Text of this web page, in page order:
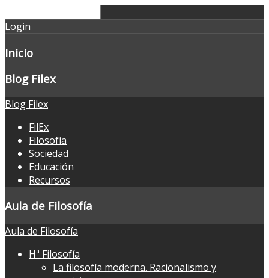
Login
Inicio
Blog Filex
Blog Filex
FilEx
Filosofía
Sociedad
Educación
Recursos
Aula de Filosofía
Aula de Filosofía
Hª Filosofía
La filosofía moderna. Racionalismo y